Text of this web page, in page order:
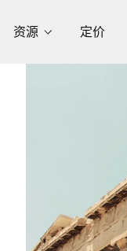
资源 定价